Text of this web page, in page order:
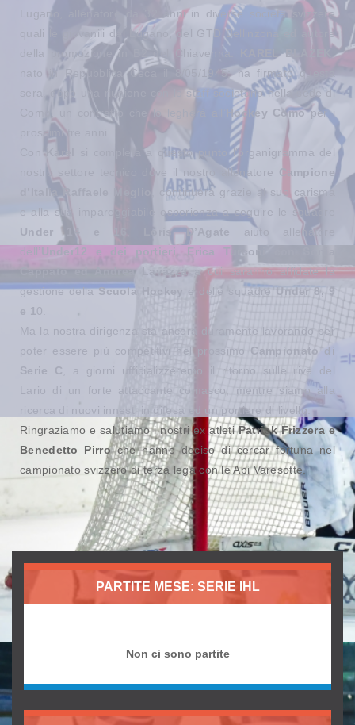
Lugano, allenatore da 32 anni in diverse società svizzere
quali le giovanili del Lugano, del GTD Bellinzona ed autore
della promozione in B2 del Chiavenna:
KAREL BLAZEK
,
nato in Repubblica Ceca il 8/05/1945; ha firmato questa
sera, dopo una riunione con lo staff societario nella sede di
Como, un contratto che lo legherà all’
Hockey Comoper i
prossimi tre anni.
Karel
si completa a questo punto l'organigramma del
nostro settore tecnico dove il nostro allenatore Campione
d’Italia Raffaele Meglio
, continuerà grazie al suo carisma
e alla sua impareggiabile esperienza a seguire le squadre
Under 14 e 16
Loris D’Agate
aiuto allenatore
dell’Under12 e dei portieri, Erica Turconi con Sonia
Cappato ed Andrea Lavazzaa cui saranno affidate la
gestione dellaScuola Hockey e delle squadreUnder 8, 9
e 10.
Ma la nostra dirigenza sta ancora duramente lavorando per
poter essere più competitivi nel prossimo Campionato di
Serie C , a giorni ufficializzeremo il ritorno sulle rive del
Lario di un forte attaccante comasco, mentre siamo alla
ricerca di nuovi innesti in difesa ed un portiere di livello.
Ringraziamo e salutiamo i nostri ex atletiPatrick Frizzera e
Benedetto Pirroche hanno deciso di cercar fortuna nel
campionato svizzero di terza lega con le Api Varesotte.
PARTITE MESE: SERIE IHL
Non ci sono partite